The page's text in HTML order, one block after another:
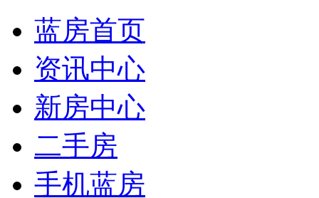
蓝房首页
资讯中心
新房中心
二手房
手机蓝房